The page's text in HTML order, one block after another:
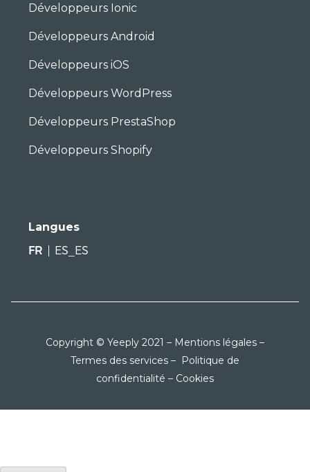
Développeurs Ionic
Développeurs Android
Développeurs iOS
Développeurs WordPress
Développeurs PrestaShop
Développeurs Shopify
Langues
FR
ES_ES
Copyright © Yeeply 2021 – Mentions légales –
Termes des services – Politique de
confidentialité – Cookies